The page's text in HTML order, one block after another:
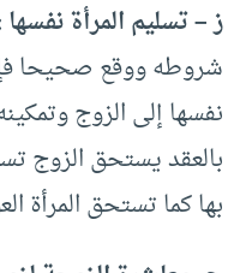
ز – تسليم المرأة نفسها
شروطه ووقع صحيحا
نفسها إلى الزوج
بالعقد يستحق الزوج
بها كما تستحق المرأة